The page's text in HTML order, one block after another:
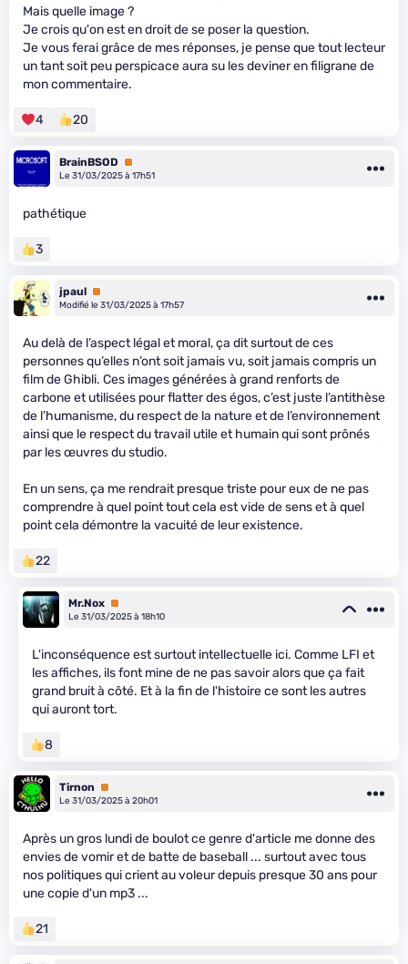
Mais quelle image ?
Je crois qu'on est en droit de se poser la question.
Je vous ferai grâce de mes réponses, je pense que tout lecteur
un tant soit peu perspicace aura su les deviner en filigrane de
mon commentaire.
4 20
BrainBSOD
Premium
Le 31/03/2025 à 17h51
pathétique
3
jpaul Premium
Modifié le 31/03/2025 à 17h57
Au delà de l’aspect légal et moral, ça dit surtout de ces
personnes qu’elles n’ont soit jamais vu, soit jamais compris un
film de Ghibli. Ces images générées à grand renforts de
carbone et utilisées pour flatter des égos, c’est juste l’antithèse
de l’humanisme, du respect de la nature et de l’environnement
ainsi que le respect du travail utile et humain qui sont prônés
par les œuvres du studio.
En un sens, ça me rendrait presque triste pour eux de ne pas
comprendre à quel point tout cela est vide de sens et à quel
point cela démontre la vacuité de leur existence.
22
Mr.Nox Premium
Le 31/03/2025 à 18h10
L'inconséquence est surtout intellectuelle ici. Comme LFI et
les affiches, ils font mine de ne pas savoir alors que ça fait
grand bruit à côté. Et à la fin de l'histoire ce sont les autres
qui auront tort.
8
Tirnon
Premium
Le 31/03/2025 à 20h01
Après un gros lundi de boulot ce genre d'article me donne des
envies de vomir et de batte de baseball ... surtout avec tous
nos politiques qui crient au voleur depuis presque 30 ans pour
une copie d'un mp3 ...
21